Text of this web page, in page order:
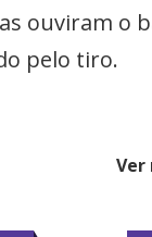
ouviram o
pelo tiro.
Ver